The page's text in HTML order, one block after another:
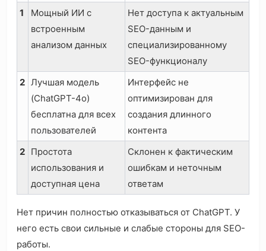
1
Мощный ИИ с
встроенным
анализом данных
Нет доступа к актуальным
SEO-данным и
специализированному
SEO-функционалу
2 Лучшая модель
(ChatGPT-4o)
бесплатна для всех
пользователей
Интерфейс не
оптимизирован для
создания длинного
контента
2 Простота
использования и
доступная цена
Склонен к фактическим
ошибкам и неточным
ответам
Нет причин полностью отказываться от ChatGPT. У
него есть свои сильные и слабые стороны для SEO-
работы.